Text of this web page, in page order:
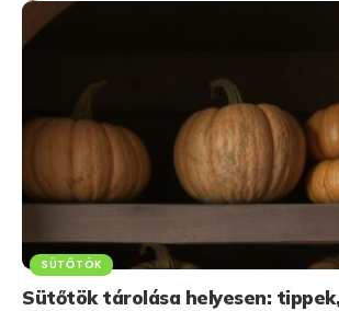
SÜTŐTÖK
Sütőtök tárolása helyesen: